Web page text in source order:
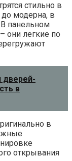
стильно в
модерна, в
панельном
они легкие по
дверей-
в
в
открывания